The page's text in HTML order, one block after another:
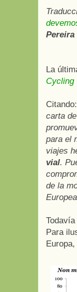
Pereira
La
Cycling
carta
para el
viajes
vial.
de la
Para